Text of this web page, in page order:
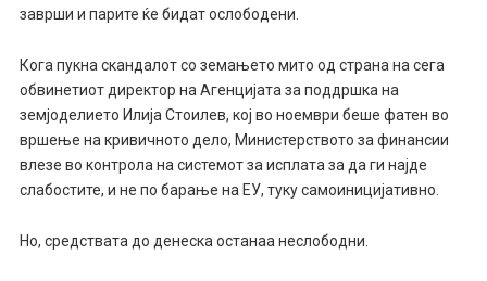
заврши и парите ќе бидат ослободени.
Кога пукна скандалот со земањето мито од страна на сега
обвинетиот директор на Агенцијата за поддршка на
земјоделието Илија Стоилев, кој во ноември беше фатен во
вршење на кривичното дело, Министерството за финансии
влезе во контрола на системот за исплата за да ги најде
слабостите, и не по барање на ЕУ, туку самоиницијативно.
Но, средствата до денеска останаа неслободни.